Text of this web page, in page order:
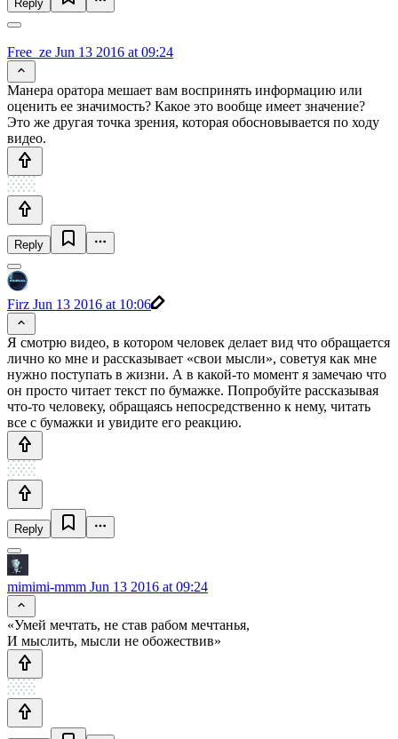
Reply
Free_ze Jun 13 2016 at 09:24
Манера оратора мешает вам воспринять информацию или
оценить ее значимость? Какое это вообще имеет значение?
Это же другая точка зрения, которая обосновывается по ходу
видео.
Reply
Firz Jun 13 2016 at 10:06
Я смотрю видео, в котором человек делает вид что обращается
лично ко мне и рассказывает «свои мысли», советуя как мне
нужно поступать в жизни. А в какой-то момент я замечаю что
он просто читает текст по бумажке. Попробуйте рассказывая
что-то человеку, обращаясь непосредственно к нему, читать
все с бумажки и увидите его реакцию.
Reply
mimimi-mmm Jun 13 2016 at 09:24
«Умей мечтать, не став рабом мечтанья,
И мыслить, мысли не обожествив»